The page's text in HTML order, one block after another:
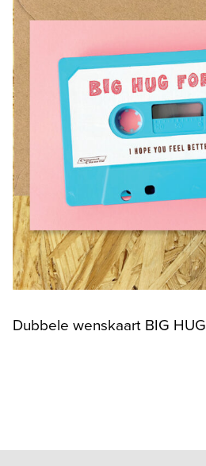
Dubbele wenskaart BIG HUG